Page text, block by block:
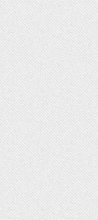
Facebook
RSS